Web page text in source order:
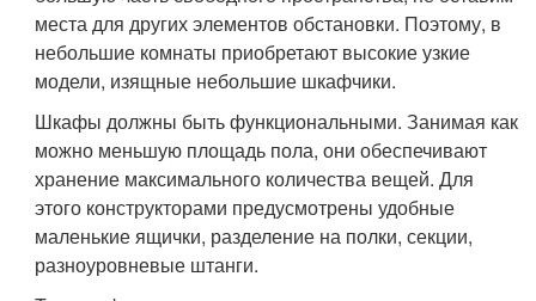
места для других элементов обстановки. Поэтому, в
небольшие комнаты приобретают высокие узкие
модели, изящные небольшие шкафчики.
Шкафы должны быть функциональными. Занимая как
можно меньшую площадь пола, они обеспечивают
хранение максимального количества вещей. Для
этого конструкторами предусмотрены удобные
маленькие ящички, разделение на полки, секции,
разноуровневые штанги.